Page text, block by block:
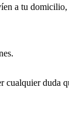
a tu
cualquier duda